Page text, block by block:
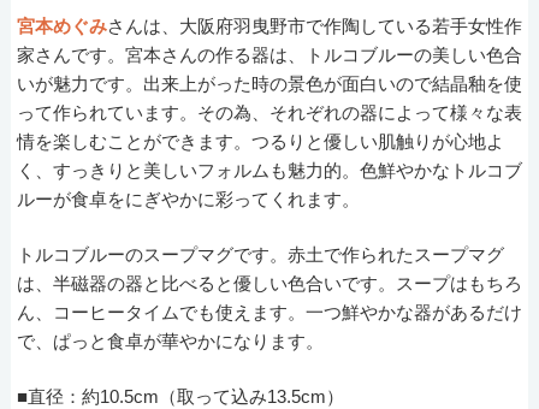
宮本めぐみさんは、大阪府羽曳野市で作陶している若手女性作
家さんです。宮本さんの作る器は、トルコブルーの美しい色合
いが魅力です。出来上がった時の景色が面白いので結晶釉を使
って作られています。その為、それぞれの器によって様々な表
情を楽しむことができます。つるりと優しい肌触りが心地よ
く、すっきりと美しいフォルムも魅力的。色鮮やかなトルコブ
ルーが食卓をにぎやかに彩ってくれます。
トルコブルーのスープマグです。赤土で作られたスープマグ
は、半磁器の器と比べると優しい色合いです。スープはもちろ
ん、コーヒータイムでも使えます。一つ鮮やかな器があるだけ
で、ぱっと食卓が華やかになります。
■直径：約10.5cm（取って込み13.5cm）